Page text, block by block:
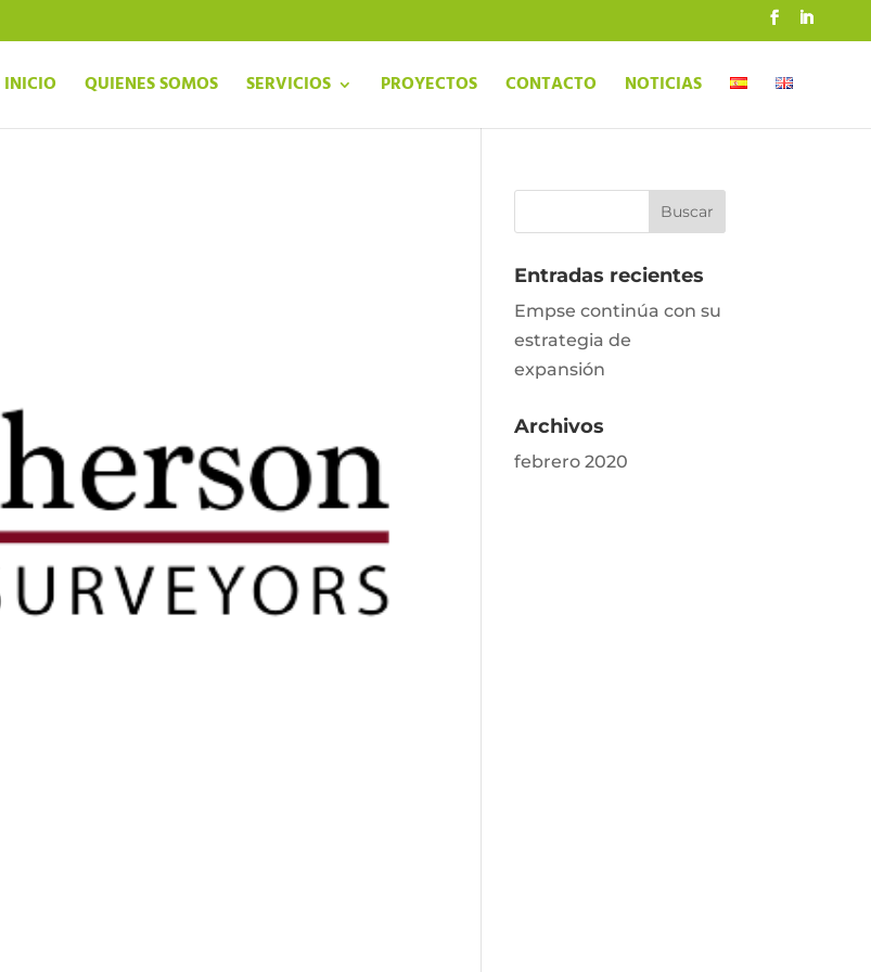
INICIO QUIENES SOMOS SERVICIOS PROYECTOS CONTACTO NOTICIAS
Entradas recientes
Empse continúa con su
estrategia de
expansión
Archivos
febrero 2020